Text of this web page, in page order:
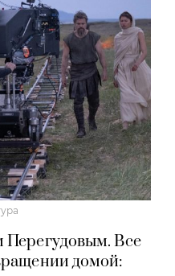
Все
домой: